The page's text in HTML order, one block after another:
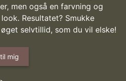
men også en farvning og
Resultatet? Smukke
selvtillid, som du vil elske!
mig